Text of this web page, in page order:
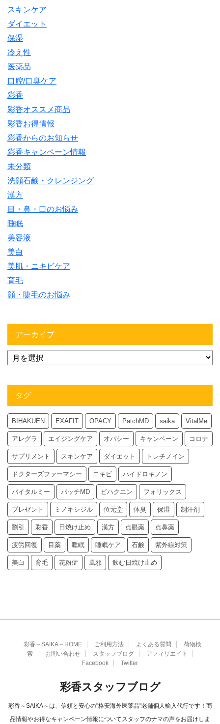
スキンケア
ダイエット
保湿
冷え性
医薬品
口腔/口臭ケア
彩香
彩香オススメ商品
彩香お得情報
彩香からのお知らせ
彩香キャンペーン情報
未分類
洗顔石鹸・クレンジング
漢方
目・鼻・口のお悩み
睡眠
美容液
美白
美肌・ニキビケア
育毛
顔・睫毛のお悩み
アーカイブ
タグ
BIHAKUEN EXAFIT OPACY PatchMD saika VitalMe
アレグラ エイジングケア オパシー キャンペーン コロナ
サプリメント スキンケア ダイエット トレチノイン
ドクターズファーマシー ニキビ ハイドロキノン
バイタルミー パッチMD ビハクエン フォリックス
プレゼント ミノキシジル 位元堂 体臭 保湿 制汗剤
割引 彩香 日焼け止め 漢方 点眼薬 点鼻薬
疲労回復 目薬 睡眠 睡眠ケア 石鹸 紫外線対策
美白 育毛 花粉症 風邪 飲む日焼け止め
彩香～SAIKA～HOME ご利用方法 よくある質問
荷物検
索
お問い合わせ スタッフブログ
アフィリエイト
Facebook
Twitter
彩香スタッフブログ
彩香～SAIKA～は、信頼と安心の"格安海外医薬品"老舗個人輸入代行です！商
品情報やお得なキャンペーン情報についてスタッフのナマの声をお届けしま